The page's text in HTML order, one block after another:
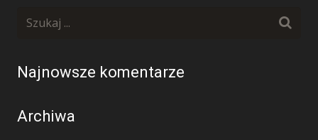
Najnowsze komentarze
Archiwa